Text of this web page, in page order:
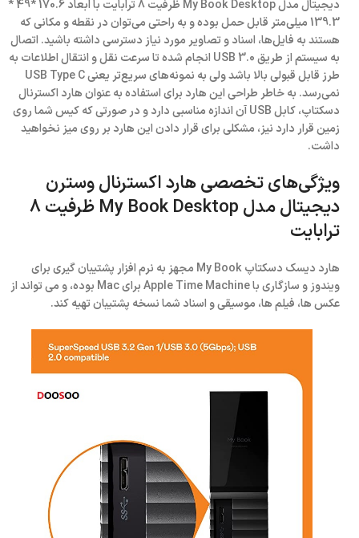
دیجیتال مدل My Book Desktop ظرفیت 8 ترابایت با ابعاد 170.6 *49 *
139.3 میلی‌متر قابل حمل بوده و به راحتی می‌توان در نقطه و مکانی که
هستند به فایل‌ها، اسناد و تصاویر مورد نیاز دسترسی داشته باشید. اتصال
به سیستم از طریق USB 3.0 انجام شده تا سرعت نقل و انتقال اطلاعات به
طرز قابل قبولی بالا باشد ولی به نمونه‌های سریع‌تر یعنی USB Type C
نمی‌رسد. به خاطر طراحی این هارد برای استفاده به عنوان هارد اکسترنال
دسکتاپ، ‌کابل USB آن اندازه مناسبی دارد و در صورتی که کیس شما روی
زمین قرار دارد نیز، مشکلی برای قرار دادن این هارد بر روی میز نخواهید
داشت.
ویژگی‌های تخصصی هارد اکسترنال وسترن
دیجیتال مدل My Book Desktop ظرفیت 8
ترابایت
هارد دیسک دسکتاپ My Book مجهز به نرم افزار پشتیبان گیری برای
ویندوز و سازگاری با Apple Time Machine برای Mac بوده، و می تواند از
عکس ها، فیلم ها، موسیقی و اسناد شما نسخه پشتیبان تهیه کند.